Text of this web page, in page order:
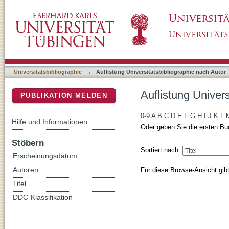
Universitätsbibliographie → Auflistung Universitätsbibliographie nach Autor
Auflistung
0-9 A B C D E F G H J K L
Oder geben Sie die ersten
Sortiert nach:
Für diese Browse-Ansicht
PUBLIKATION MELDEN
Hilfe und Informationen
Stöbern
Erscheinungsdatum
Autoren
Titel
DDC-Klassifikation